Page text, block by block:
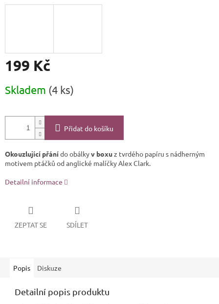
199 Kč
cena:
Skladem (4 ks)
Přidat do košíku
Okouzlující přánído obálkyv boxuz tvrdého papíru s nádherným
motivem ptáčků od anglické malíčky Alex Clark.
Detailní informace
ZEPTAT SE SDÍLET
Popis Diskuze
Detailní popis produktu